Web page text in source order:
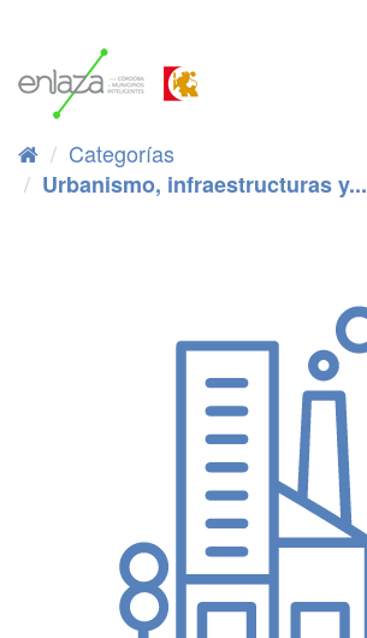
Categorías
Urbanismo, infraestructuras y...